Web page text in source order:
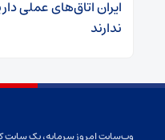
ایران اتاق‌های عملی
ندارند
وب‌سایت امروز سرمایه، یک سایت